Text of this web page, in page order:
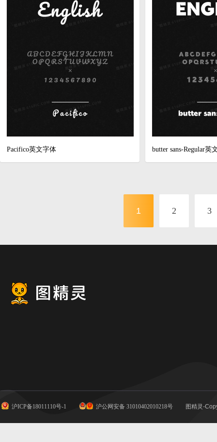
Pacifico英文字体 butter sans-Regular英
1 2 3
沪ICP备18011110号-1 沪公网安备 31010402010218号 图精灵-